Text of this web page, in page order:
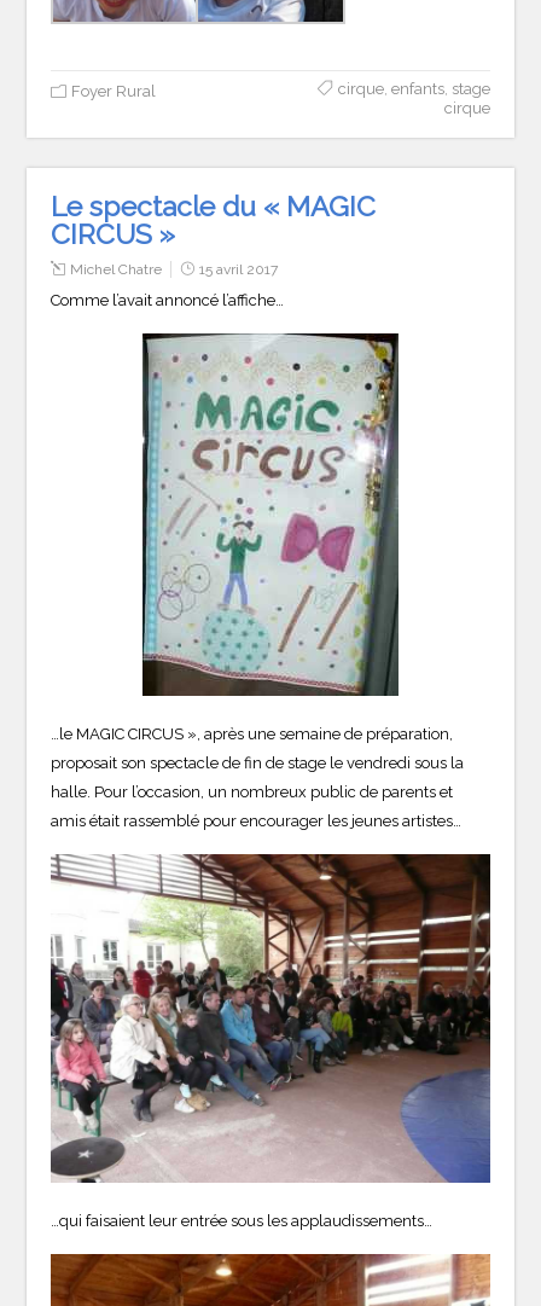
Foyer Rural cirque, enfants, stage
cirque
Le spectacle du « MAGIC
CIRCUS »
Michel Chatre 15 avril 2017
Comme l’avait annoncé l’affiche…
…le MAGIC CIRCUS », après une semaine de préparation,
proposait son spectacle de fin de stage le vendredi sous la
halle. Pour l’occasion, un nombreux public de parents et
amis était rassemblé pour encourager les jeunes artistes…
…qui faisaient leur entrée sous les applaudissements…